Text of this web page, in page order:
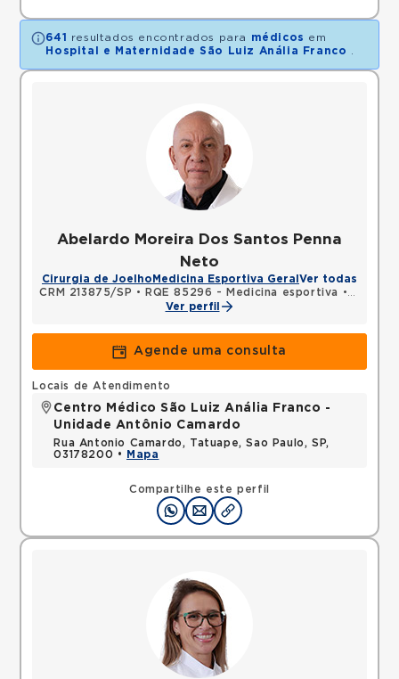
641 resultados encontrados para médicos em
Hospital e Maternidade São Luiz Anália Franco
Abelardo Moreira Dos Santos Penna
Neto
Cirurgia de Joelho Medicina Esportiva Geral Ver todas
CRM 213875/SP • RQE 85296 - Medicina esportiva •
Ver perfil
Agende uma consulta
Compartilhe este perfil
Locais de Atendimento
Centro Médico São Luiz Anália Franco -
Unidade Antônio Camardo
Rua Antonio Camardo, Tatuape, Sao Paulo, SP,
03178200 •
Mapa